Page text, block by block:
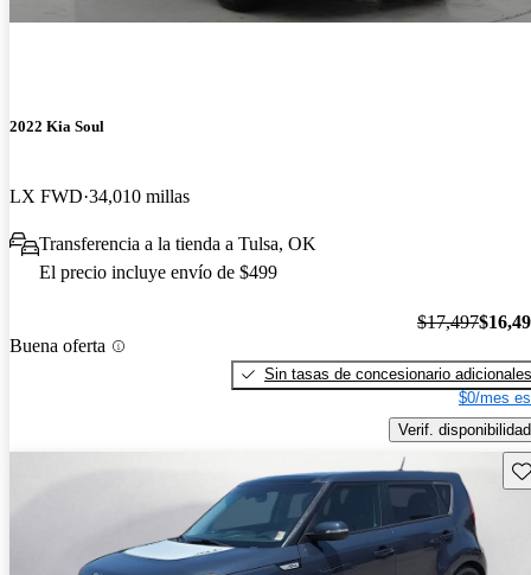
2022 Kia Soul
LX FWD 34,010 millas
Transferencia a la tienda a Tulsa, OK
El precio incluye envío de $499
Buena oferta
$17,497
Sin tasas de concesionario adicionales
$0/mes
Verif. disponibilidad